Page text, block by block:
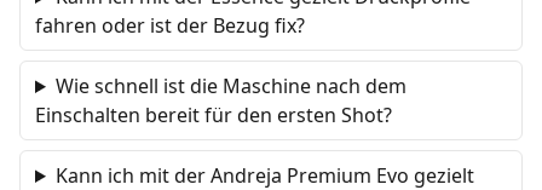
fahren oder ist der Bezug fix?
Wie schnell ist die Maschine nach dem
Einschalten bereit für den ersten Shot?
Kann ich mit der Andreja Premium Evo gezielt